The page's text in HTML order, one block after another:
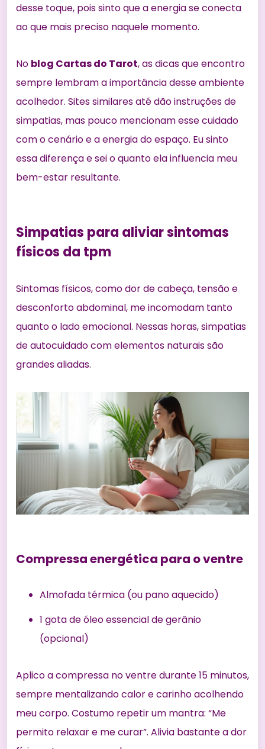
desse toque, pois sinto que a energia se conecta
ao que mais preciso naquele momento.
No blog Cartas do Tarot, as dicas que encontro
sempre lembram a importância desse ambiente
acolhedor. Sites similares até dão instruções de
simpatias, mas pouco mencionam esse cuidado
com o cenário e a energia do espaço. Eu sinto
essa diferença e sei o quanto ela influencia meu
bem-estar resultante.
Simpatias para aliviar sintomas
físicos da tpm
Sintomas físicos, como dor de cabeça, tensão e
desconforto abdominal, me incomodam tanto
quanto o lado emocional. Nessas horas, simpatias
de autocuidado com elementos naturais são
grandes aliadas.
Compressa energética para o ventre
Almofada térmica (ou pano aquecido)
1 gota de óleo essencial de gerânio
(opcional)
Aplico a compressa no ventre durante 15 minutos,
sempre mentalizando calor e carinho acolhendo
meu corpo. Costumo repetir um mantra: “Me
permito relaxar e me curar”. Alivia bastante a dor